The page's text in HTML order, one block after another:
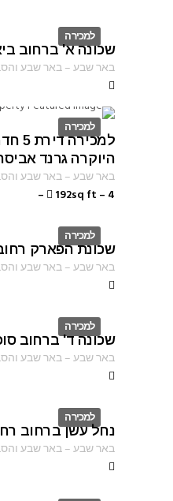
למכירה
ID
שכונה א' ברחוב
באר שבע–באר שבע
למכירה
ID
היוקרה גרנד
באר שבע–באר שבע
192sq ft – 4
–
למכירה
ID
שכונת הפארק רחוב
באר שבע–באר שבע
למכירה
ID
שכונה ד' ברחוב
באר שבע–באר שבע
למכירה
ID
נחל עשן ברחוב רחל
באר שבע–באר שבע